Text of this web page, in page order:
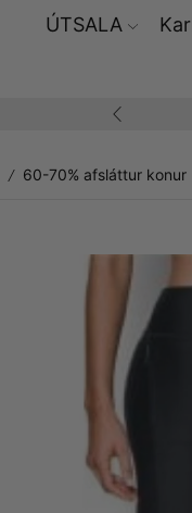
ÚTSALA
/ 60-70% afsláttur konur